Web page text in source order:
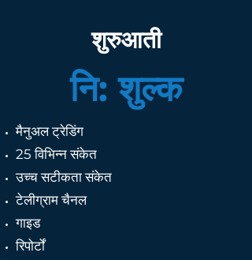
शुरुआती
नि: शुल्क
मैनुअल ट्रेडिंग
25 विभिन्न संकेत
उच्च सटीकता संकेत
टेलीग्राम चैनल
गाइड
रिपोर्टों